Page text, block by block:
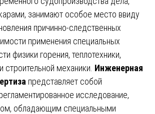
занимают особое место ввиду
причинно-следственных
применения специальных
физики горения, теплотехники,
строительной механики. Инженерная
представляет собой
исследование,
обладающим специальными